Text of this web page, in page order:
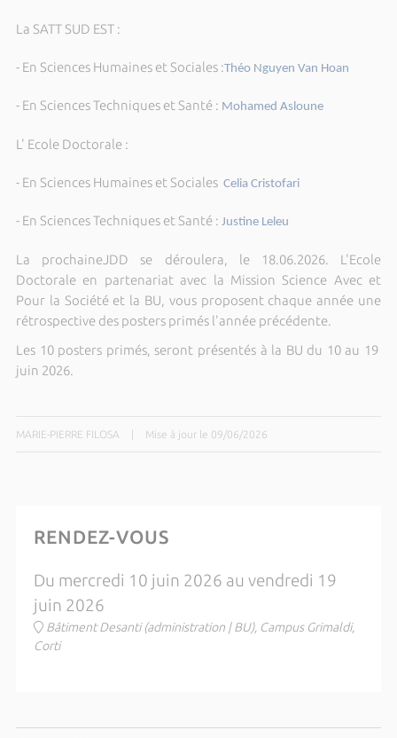
La SATT SUD EST :
- En Sciences Humaines et Sociales :Théo Nguyen Van Hoan
- En Sciences Techniques et Santé : Mohamed Asloune
L' Ecole Doctorale :
- En Sciences Humaines et Sociales Celia Cristofari
- En Sciences Techniques et Santé : Justine Leleu
La prochaineJDD se déroulera, le 18.06.2026. L'Ecole
Doctorale en partenariat avec la Mission Science Avec et
Pour la Société et la BU, vous proposent chaque année une
rétrospective des posters primés l'année précédente.
Les 10 posters primés, seront présentés à la BU du 10 au 19
juin 2026.
MARIE-PIERRE FILOSA Mise à jour le 09/06/2026
RENDEZ-VOUS
Du mercredi 10 juin 2026 au vendredi 19
juin 2026
Bâtiment Desanti (administration | BU), Campus Grimaldi,
Corti